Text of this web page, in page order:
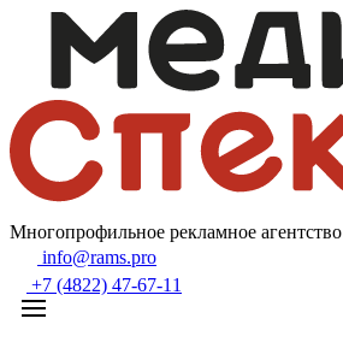
Многопрофильное рекламное агентство
info@rams.pro
+7 (4822) 47-67-11